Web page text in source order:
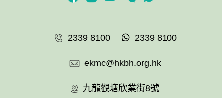
2339 8100 2339 8100
ekmc@hkbh.org.hk
九龍觀塘欣業街8號